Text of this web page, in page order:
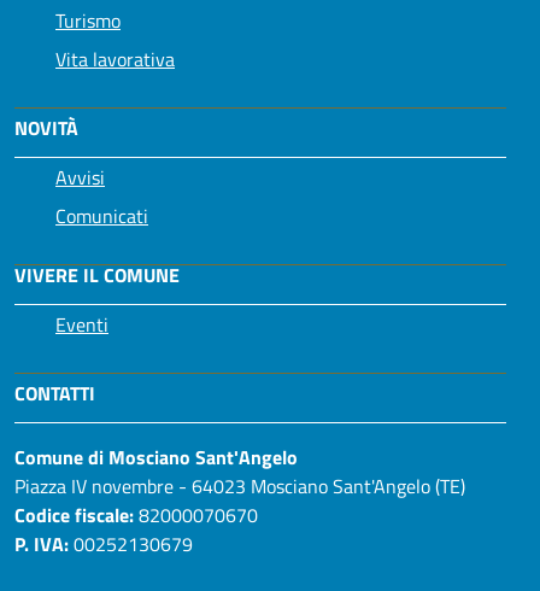
Turismo
Vita lavorativa
NOVITÀ
Avvisi
Comunicati
VIVERE IL COMUNE
Eventi
CONTATTI
Comune di Mosciano Sant'Angelo
Piazza IV novembre - 64023 Mosciano Sant'Angelo (TE)
Codice fiscale:82000070670
P. IVA:00252130679